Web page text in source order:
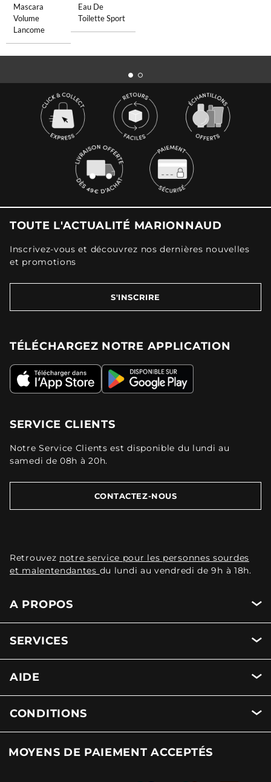
Mascara
Volume
Lancome
Eau De
Toilette Sport
TOUTE L'ACTUALITÉ MARIONNAUD
Inscrivez-vous et découvrez nos dernières nouvelles
et promotions
S'INSCRIRE
TÉLÉCHARGEZ NOTRE APPLICATION
SERVICE CLIENTS
Notre Service Clients est disponible du lundi au
samedi de 08h à 20h.
CONTACTEZ-NOUS
Retrouvez notre service pour les personnes sourdes
et malentendantes du lundi au vendredi de 9h à 18h.
A PROPOS
SERVICES
AIDE
CONDITIONS
MOYENS DE PAIEMENT ACCEPTÉS